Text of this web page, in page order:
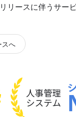
リースに伴うサー
へ
人事管理
システム